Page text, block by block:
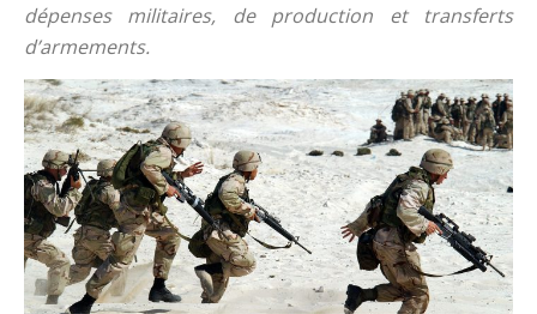
dépenses militaires, de production et transferts
d’armements.